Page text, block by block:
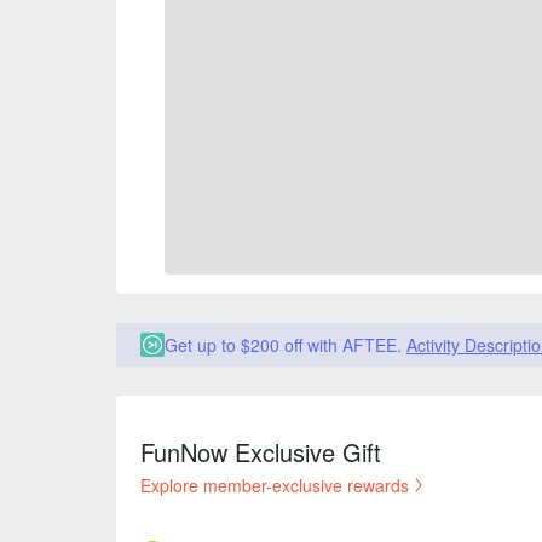
Get up to $200 off with AFTEE. Activity
FunNow Exclusive Gift
Explore member-exclusive rewards